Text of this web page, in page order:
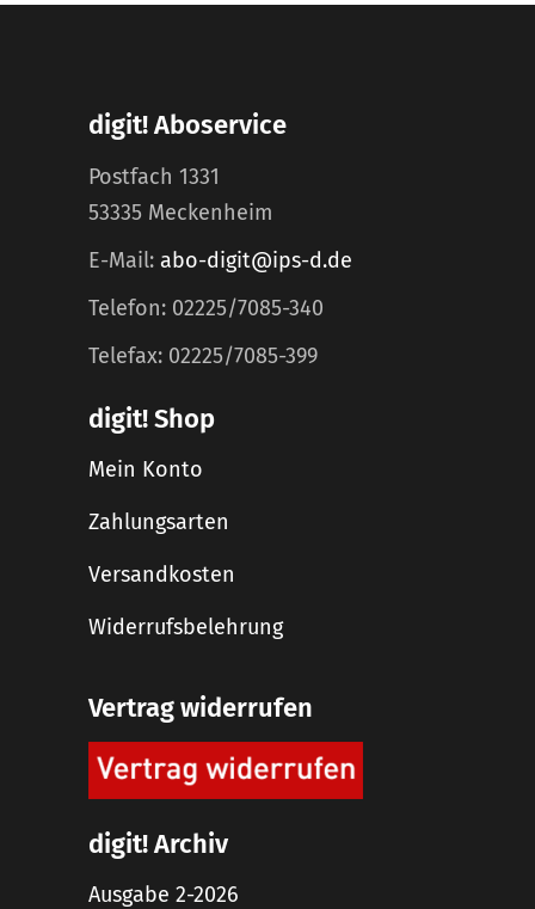
digit! Aboservice
Postfach 1331
53335 Meckenheim
E-Mail: abo-digit@ips-d.de
Telefon: 02225/7085-340
Telefax: 02225/7085-399
digit! Shop
Mein Konto
Zahlungsarten
Versandkosten
Widerrufsbelehrung
Vertrag widerrufen
digit! Archiv
Ausgabe 2-2026